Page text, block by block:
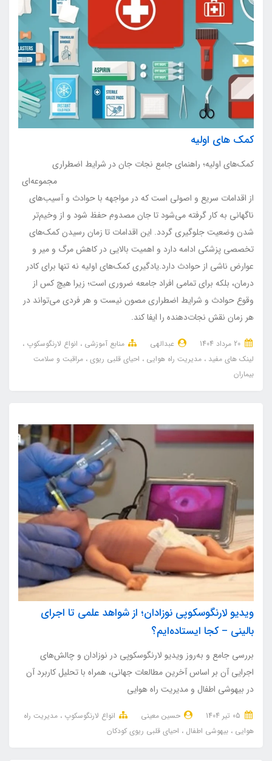
کمک های اولیه
کمک‌های اولیه؛ راهنمای جامع نجات جان در شرایط اضطراری
مجموعه‌ای
از اقدامات سریع و اصولی است که در مواجهه با حوادث و آسیب‌های
ناگهانی به کار گرفته می‌شود تا جان مصدوم حفظ شود و از وخیم‌تر
شدن وضعیت جلوگیری گردد. این اقدامات تا زمان رسیدن کمک‌های
تخصصی پزشکی ادامه دارد و اهمیت بالایی در کاهش مرگ و میر و
عوارض ناشی از حوادث دارد.یادگیری کمک‌های اولیه نه تنها برای کادر
درمان، بلکه برای تمامی افراد جامعه ضروری است؛ زیرا هیچ کس از
وقوع حوادث و شرایط اضطراری مصون نیست و هر فردی می‌تواند در
هر زمان نقش نجات‌دهنده را ایفا کند.
عبدالهی منابع آموزشی
انواع لارنگوسکوپ
لینک های مفید
مدیریت راه هوایی احیای قلبی ریوی مراقبت و سلامت
بیماران
ویدیو لارنگوسکوپی نوزادان؛ از شواهد علمی تا اجرای
بالینی – کجا ایستاده‌ایم؟
بررسی جامع و به‌روز ویدیو لارنگوسکوپی در نوزادان و چالش‌های
اجرایی آن بر اساس آخرین مطالعات جهانی، همراه با تحلیل کاربرد آن
در بیهوشی اطفال و مدیریت راه هوایی
حسین معینی انواع لارنگوسکوپ
مدیریت راه
هوایی
بیهوشی اطفال احیای قلبی ریوی کودکان